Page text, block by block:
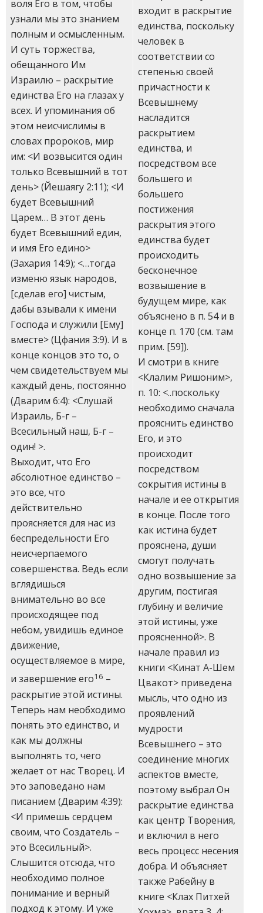
воля Его в том, чтобы
узнали мы это знанием
полным и осмысленным.
И суть торжества,
обещанного Им
Израилю – раскрытие
единства Его на глазах у
всех. И упоминания об
этом неисчислимы в
словах пророков, мир
им: <И возвысится один
только Всевышний в тот
день> (Йешаягу 2:11); <И
будет Всевышний
Царем… В этот день
будет Всевышний един,
и имя Его едино>
(Захария 14:9); <…тогда
изменю язык народов,
[сделав его] чистым,
дабы взывали к имени
Господа и служили [Ему]
вместе> (Цфания 3:9). И в
конце концов это то, о
чем свидетельствуем мы
каждый день, постоянно
(Дварим 6:4): <Слушай
Израиль, Б-г –
Всесильный наш, Б-г –
один! >.
Выходит, что Его
абсолютное единство –
это все, что
действительно
проясняется для нас из
беспредельности Его
неисчерпаемого
совершенства. Ведь если
вглядишься
внимательно во все
происходящее под
небом, увидишь единое
движение,
осуществляемое в мире,
и завершение его16 –
раскрытие этой истины.
Теперь нам необходимо
понять это единство, и
как мы должны
выполнять то, чего
желает от нас Творец. И
это заповедано нам
писанием (Дварим 4:39):
<И примешь сердцем
своим, что Создатель –
это Всесильный>.
Слышится отсюда, что
необходимо полное
понимание и верный
подход к этому. И уже
входит в раскрытие
единства, поскольку
человек в
соответствии со
степенью своей
причастности к
Всевышнему
насладится
раскрытием
единства, и
посредством все
большего и
большего
постижения
раскрытия этого
единства будет
происходить
бесконечное
возвышение в
будущем мире, как
объяснено в п. 54 и в
конце п. 170 (см. там
прим. [59]).
И смотри в книге
<Клалим Ришоним>,
п. 10: <..поскольку
необходимо сначала
прояснить единство
Его, и это
происходит
посредством
сокрытия истины в
начале и ее открытия
в конце. После того
как истина будет
прояснена, души
смогут получать
одно возвышение за
другим, постигая
глубину и величие
этой истины, уже
проясненной>. В
начале правил из
книги <Кинат А-Шем
Цвакот> приведена
мысль, что одно из
проявлений
мудрости
Всевышнего – это
соединение многих
аспектов вместе,
поэтому выбрал Он
раскрытие единства
как центр Творения,
и включил в него
весь процесс несения
добра. И объясняет
также Рабейну в
книге <Клах Питхей